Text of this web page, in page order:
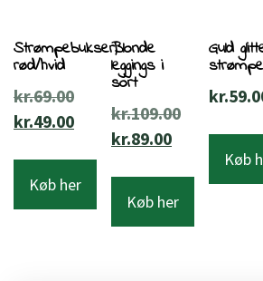
Strømpebukser,
rød/hvid
kr.69.00Den
oprindelige
kr.69.00.
kr.49.00Den
aktuelle
er:
kr.49.00.
Køb her
Blonde
leggings i
sort
kr.109.00Den
var:
kr.89.00Den
aktuelle
er:
Køb her
Guld
kr.
Køb